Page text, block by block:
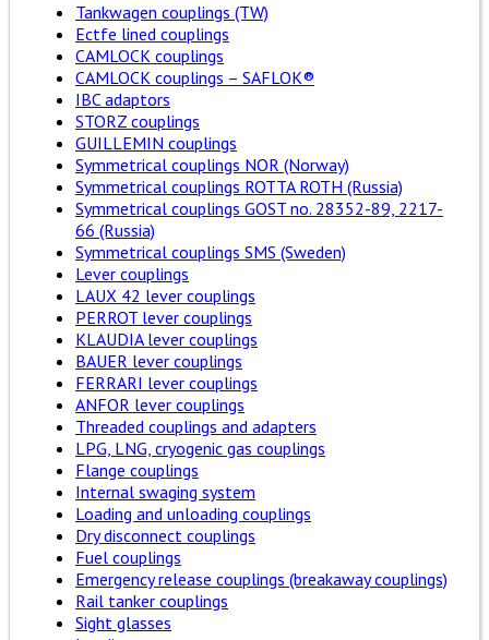
Tankwagen couplings (TW)
Ectfe lined couplings
CAMLOCK couplings
CAMLOCK couplings – SAFLOK®
IBC adaptors
STORZ couplings
GUILLEMIN couplings
Symmetrical couplings NOR (Norway)
Symmetrical couplings ROTTA ROTH (Russia)
Symmetrical couplings GOST no. 28352-89, 2217-
66 (Russia)
Symmetrical couplings SMS (Sweden)
Lever couplings
LAUX 42 lever couplings
PERROT lever couplings
KLAUDIA lever couplings
BAUER lever couplings
FERRARI lever couplings
ANFOR lever couplings
Threaded couplings and adapters
LPG, LNG, cryogenic gas couplings
Flange couplings
Internal swaging system
Loading and unloading couplings
Dry disconnect couplings
Fuel couplings
Emergency release couplings (breakaway couplings)
Rail tanker couplings
Sight glasses